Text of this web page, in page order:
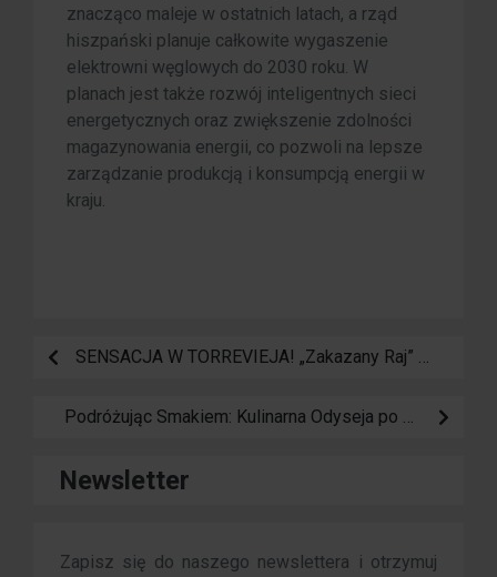
znacząco maleje w ostatnich latach, a rząd
hiszpański planuje całkowite wygaszenie
elektrowni węglowych do 2030 roku. W
planach jest także rozwój inteligentnych sieci
energetycznych oraz zwiększenie zdolności
magazynowania energii, co pozwoli na lepsze
zarządzanie produkcją i konsumpcją energii w
kraju.
SENSACJA W TORREVIEJA! „Zakazany Raj” otwiera swoje bramy: Koniec z mandatami i narodziny ostatecznego SPA na Różowej Lagunie
Podróżując Smakiem: Kulinarna Odyseja po Hiszpanii
Newsletter
Zapisz się do naszego newslettera i otrzymuj